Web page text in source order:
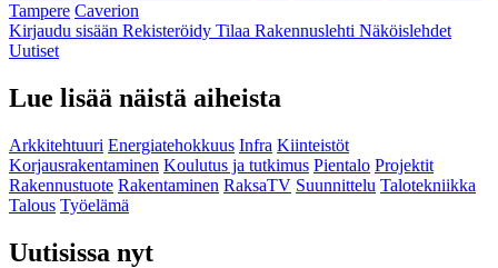
Tampere Caverion
Kirjaudu sisään Rekisteröidy Tilaa Rakennuslehti Näköislehdet
Uutiset
Lue lisää näistä aiheista
Arkkitehtuuri Energiatehokkuus Infra Kiinteistöt
Korjausrakentaminen Koulutus ja tutkimus Pientalo Projektit
Rakennustuote Rakentaminen RaksaTV Suunnittelu Talotekniikka
Talous Työelämä
Uutisissa nyt